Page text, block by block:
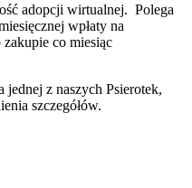
adopcji wirtualnej. Polega
wpłaty na
co miesiąc
jednej z naszych Psierotek,
szczegółów.